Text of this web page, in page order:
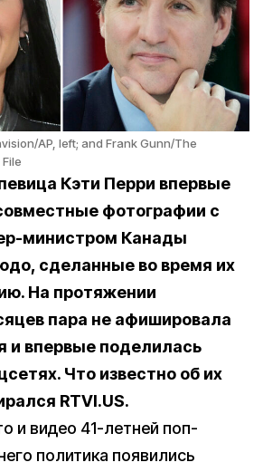
AP, left; and Frank Gunn/The
Кэти Перри впервые
фотографии с
министром Канады
сделанные во время их
На протяжении
пара не афишировала
и впервые поделилась
Что известно об их
RTVI.US.
и видео 41-летней поп-
политика появились